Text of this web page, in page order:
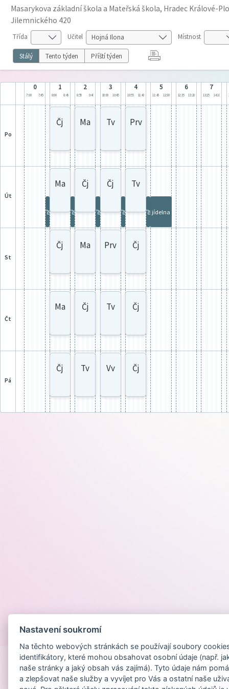
Masarykova základní škola a Mateřská škola, Hradec Králové-
Jilemnického 420
Třída Učitel Místnost
Stálý Tento týden Příští týden
0
7:00 7:45
1
8:00 8:45
2
8:55 9:40
3
10:00 10:45
4
10:55 11:40
5
11:45 12:30
6
12:35 13:20
7
13:25 14:10
po
Čj Ma Tv Prv
út
Ma Čj Čj Tv
př př př př př jídelna
st
Čj Ma Prv Čj
čt
Ma Čj Tv Čj
pá
Čj Tv Vv Čj
Nastavení soukromí
Na těchto webových stránkách se používají soubory
identifikátory, které mohou obsahovat osobní údaje (např.
naše stránky a jaký obsah vás zajímá). Tyto údaje nám
a zlepšovat naše služby a vyvíjet pro Vás a ostatní naše